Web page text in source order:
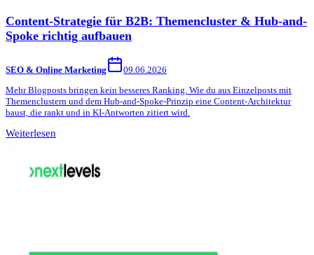
Content-Strategie für B2B: Themencluster & Hub-and-
Spoke richtig aufbauen
SEO & Online Marketing
09.06.2026
Mehr Blogposts bringen kein besseres Ranking. Wie du aus Einzelposts mit
Themenclustern und dem Hub-and-Spoke-Prinzip eine Content-Architektur
baust, die rankt und in KI-Antworten zitiert wird.
Weiterlesen